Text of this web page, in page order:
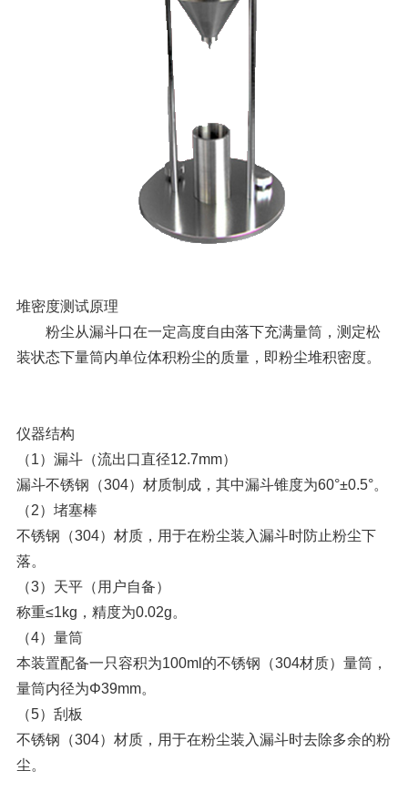
堆密度测试原理
粉尘从漏斗口在一定高度自由落下充满量筒，测定松
装状态下量筒内单位体积粉尘的质量，即粉尘堆积密度。
仪器结构
（1）漏斗（流出口直径12.7mm）
漏斗不锈钢（304）材质制成，其中漏斗锥度为60°±0.5°。
（2）堵塞棒
不锈钢（304）材质，用于在粉尘装入漏斗时防止粉尘下
落。
（3）天平（用户自备）
称重≤1kg，精度为0.02g。
（4）量筒
本装置配备一只容积为100ml的不锈钢（304材质）量筒，
量筒内径为Φ39mm。
（5）刮板
不锈钢（304）材质，用于在粉尘装入漏斗时去除多余的粉
尘。